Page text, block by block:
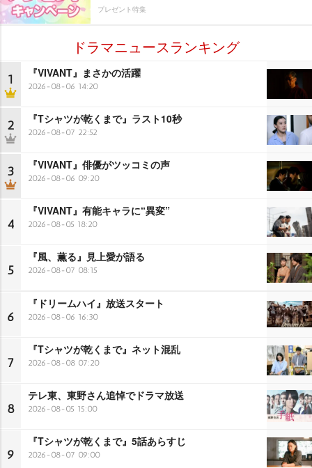
プレゼント特集
ドラマニュースランキング
1 『VIVANT』まさかの活躍
2026-08-06 14:20
2 『Tシャツが乾くまで』ラスト10秒
2026-08-07 22:52
3 『VIVANT』俳優がツッコミの声
2026-08-06 09:20
4
『VIVANT』有能キャラに“異変”
2026-08-05 18:20
5
『風、薫る』見上愛が語る
2026-08-07 08:15
6
『ドリームハイ』放送スタート
2026-08-06 16:30
7
『Tシャツが乾くまで』ネット混乱
2026-08-08 07:20
8
テレ東、東野さん追悼でドラマ放送
2026-08-05 15:00
9
『Tシャツが乾くまで』5話あらすじ
2026-08-07 09:00